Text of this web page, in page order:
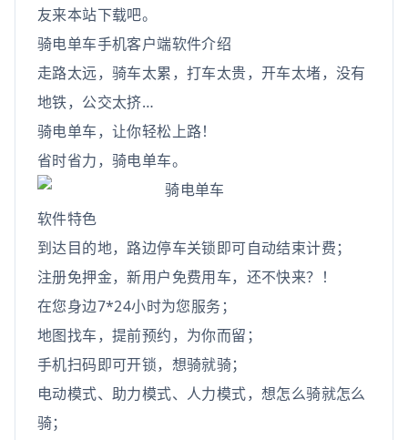
友来本站下载吧。
骑电单车手机客户端软件介绍
走路太远，骑车太累，打车太贵，开车太堵，没有
地铁，公交太挤…
骑电单车，让你轻松上路！
省时省力，骑电单车。
软件特色
到达目的地，路边停车关锁即可自动结束计费；
注册免押金，新用户免费用车，还不快来？！
在您身边7*24小时为您服务；
地图找车，提前预约，为你而留；
手机扫码即可开锁，想骑就骑；
电动模式、助力模式、人力模式，想怎么骑就怎么
骑；